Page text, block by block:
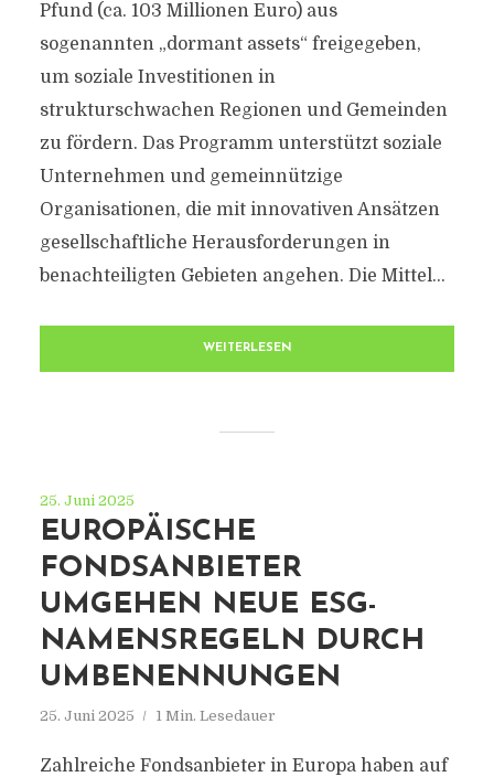
Pfund (ca. 103 Millionen Euro) aus
sogenannten „dormant assets“ freigegeben,
um soziale Investitionen in
strukturschwachen Regionen und Gemeinden
zu fördern. Das Programm unterstützt soziale
Unternehmen und gemeinnützige
Organisationen, die mit innovativen Ansätzen
gesellschaftliche Herausforderungen in
benachteiligten Gebieten angehen. Die Mittel...
WEITERLESEN
25. Juni 2025
EUROPÄISCHE
FONDSANBIETER
UMGEHEN NEUE ESG-
NAMENSREGELN DURCH
UMBENENNUNGEN
25. Juni 2025 1 Min. Lesedauer
Zahlreiche Fondsanbieter in Europa haben auf